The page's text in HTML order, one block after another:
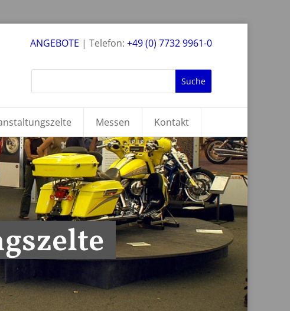
ANGEBOTE | Telefon: +49 (0) 7732 9961-0
Messen Kontakt
×